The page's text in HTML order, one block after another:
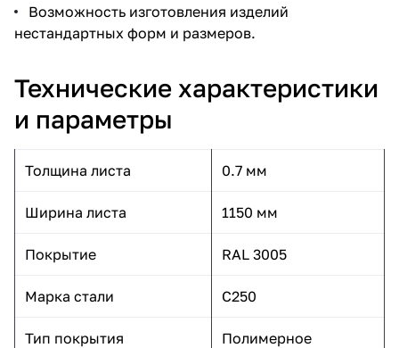
Возможность изготовления изделий
нестандартных форм и размеров.
Технические характеристики
и параметры
Толщина листа 0.7 мм
Ширина листа 1150 мм
Покрытие RAL 3005
Марка стали С250
Тип покрытия Полимерное